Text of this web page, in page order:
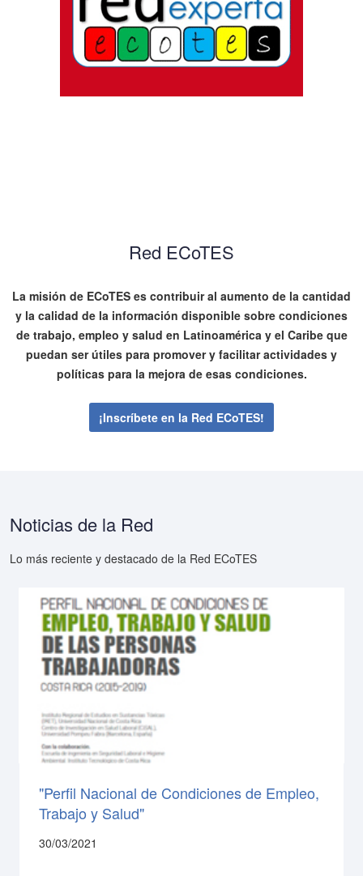
Red ECoTES
La misión de ECoTES es contribuir al aumento de la cantidad
y la calidad de la información disponible sobre condiciones
de trabajo, empleo y salud en Latinoamérica y el Caribe que
puedan ser útiles para promover y facilitar actividades y
políticas para la mejora de esas condiciones.
¡Inscríbete en la Red ECoTES!
Noticias de la Red
Lo más reciente y destacado de la Red ECoTES
"Perfil Nacional de Condiciones de Empleo,
Trabajo y Salud"
30/03/2021